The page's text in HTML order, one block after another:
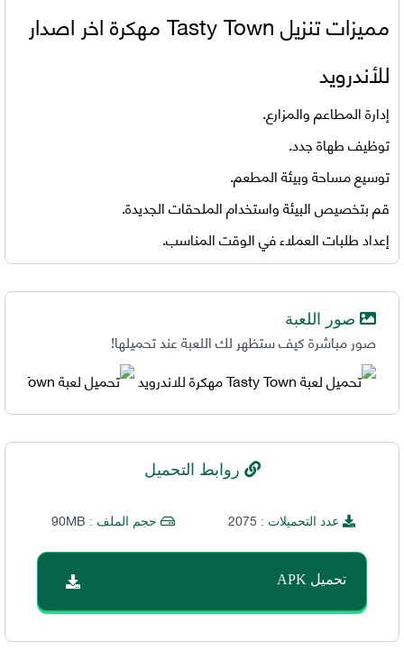
مميزات تنزيل Tasty Town مهكرة اخر اصدار
للأندرويد
إدارة المطاعم والمزارع.
توظيف طهاة جدد.
توسيع مساحة وبيئة المطعم.
قم بتخصيص البيئة واستخدام الملحقات الجديدة.
إعداد طلبات العملاء في الوقت المناسب.
صور اللعبة
صور مباشرة كيف ستظهر لك اللعبة عند تحميلها!
روابط التحميل
عدد التحميلات : 2075 حجم الملف : 90MB
تحميل APK